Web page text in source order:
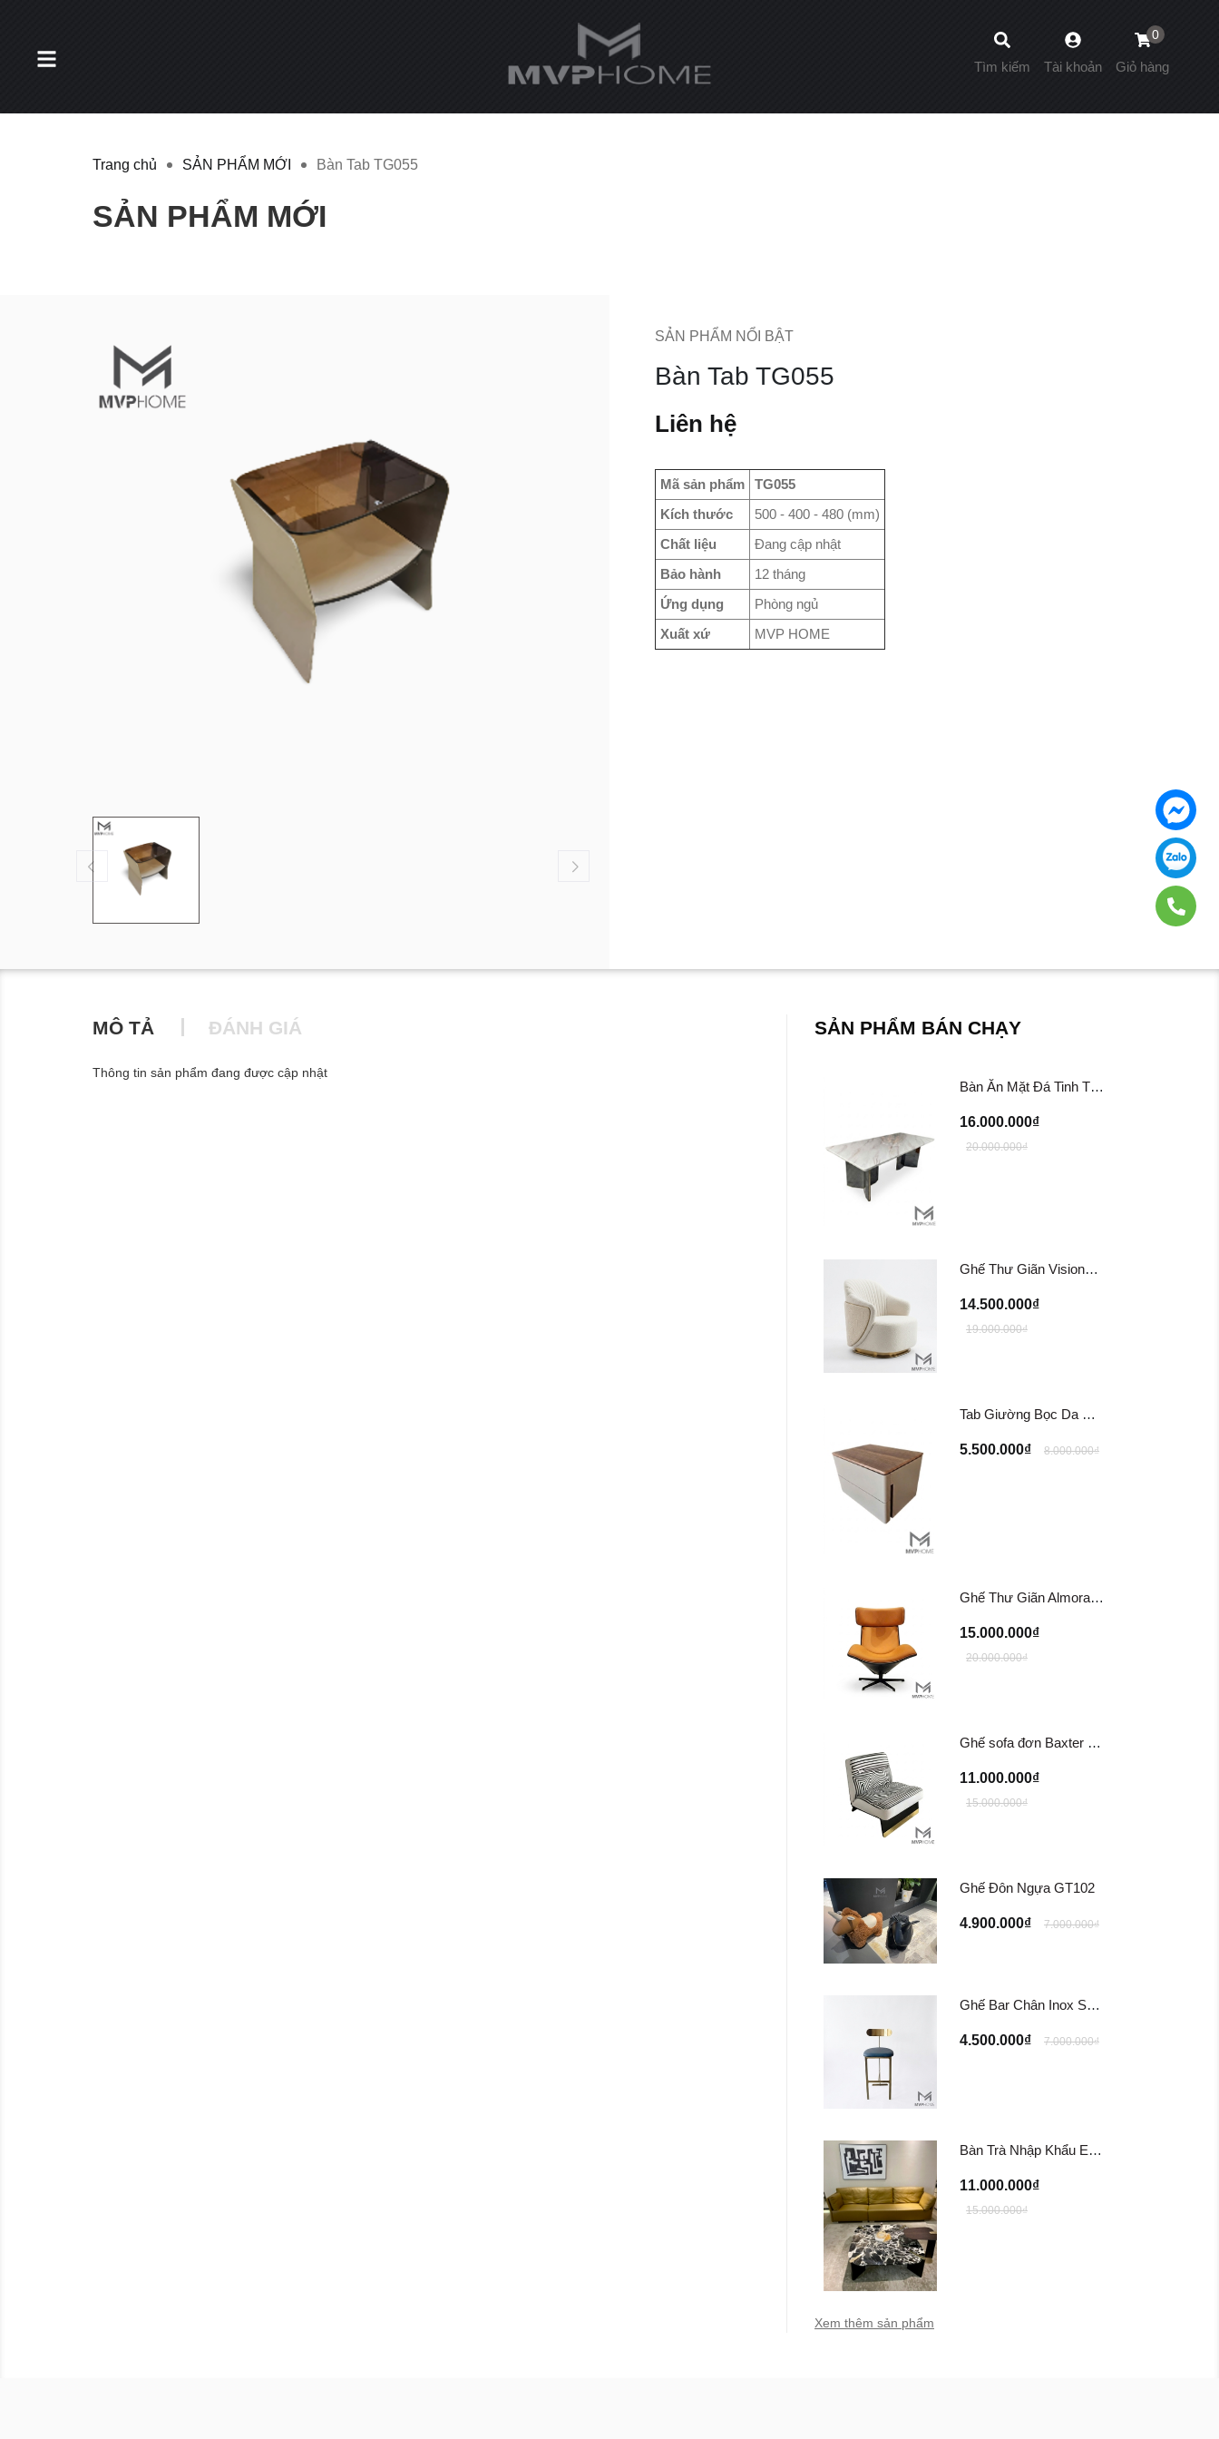
0
Giỏ hàng
Tài khoản
Tìm kiếm
Trang chủ SẢN PHẨM MỚI Bàn Tab TG055
SẢN PHẨM MỚI
SẢN PHẨM NỔI BẬT
Bàn Tab TG055
Liên hệ
Mã sản phẩm
TG055
Kích thước
500 - 400 - 480 (mm)
Chất liệu
Đang cập nhật
Bảo hành
12 tháng
Ứng dụng
Phòng ngủ
Xuất xứ
MVP HOME
MÔ TẢ ĐÁNH GIÁ
Thông tin sản phẩm đang được cập nhật
SẢN PHẨM BÁN CHẠY
Bàn Ăn Mặt Đá Tinh Thể BA202
16.000.000₫
20.000.000₫
Ghế Thư Giãn Visionnaire Adele Armchair SFD11
14.500.000₫
19.000.000₫
Tab Giường Bọc Da EINES Nightstand Table TG122
5.500.000₫ 8.000.000₫
Ghế Thư Giãn Almora Chair/ Tazzana Armchair GTG11
15.000.000₫
20.000.000₫
Ghế sofa đơn Baxter Greta Armchair
11.000.000₫
15.000.000₫
Ghế Đôn Ngựa GT102
4.900.000₫ 7.000.000₫
Ghế Bar Chân Inox Sotogrande TG-309
4.500.000₫ 7.000.000₫
Bàn Trà Nhập Khẩu EUREKA Coffee Table
11.000.000₫
15.000.000₫
Xem thêm sản phẩm